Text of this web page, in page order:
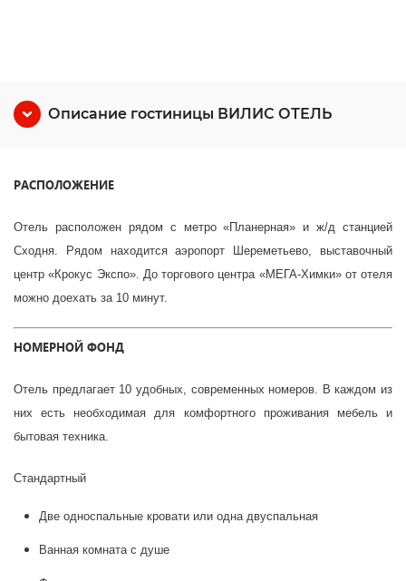
Описание гостиницы ВИЛИС ОТЕЛЬ
РАСПОЛОЖЕНИЕ
Отель расположен рядом с метро «Планерная» и ж/д станцией
Сходня. Рядом находится аэропорт Шереметьево, выставочный
центр «Крокус Экспо». До торгового центра «МЕГА-Химки» от отеля
можно доехать за 10 минут.
НОМЕРНОЙ ФОНД
Отель предлагает 10 удобных, современных номеров. В каждом из
них есть необходимая для комфортного проживания мебель и
бытовая техника.
Стандартный
Две односпальные кровати или одна двуспальная
Ванная комната с душе